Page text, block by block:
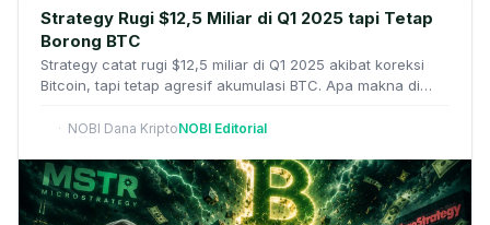
Strategy Rugi $12,5 Miliar di Q1 2025 tapi Tetap
Borong BTC
Strategy catat rugi $12,5 miliar di Q1 2025 akibat koreksi
Bitcoin, tapi tetap agresif akumulasi BTC. Apa makna di
NOBI Dana KriptoNOBI Editorial